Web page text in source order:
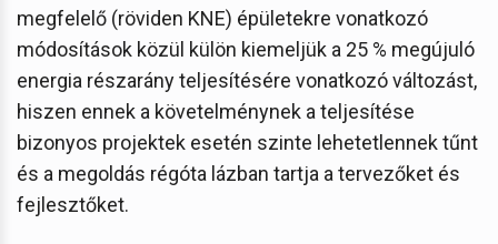
megfelelő (röviden KNE) épületekre vonatkozó
módosítások közül külön kiemeljük a 25 % megújuló
energia részarány teljesítésére vonatkozó változást,
hiszen ennek a követelménynek a teljesítése
bizonyos projektek esetén szinte lehetetlennek tűnt
és a megoldás régóta lázban tartja a tervezőket és
fejlesztőket.